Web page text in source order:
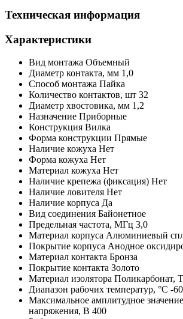
Техническая информация
Характеристики
Вид монтажа Объемный
Диаметр контакта, мм 1,0
Способ монтажа Пайка
Количество контактов, шт 32
Диаметр хвостовика, мм 1,2
Назначение Приборные
Конструкция Вилка
Форма конструкции Прямые
Наличие кожуха Нет
Форма кожуха Нет
Материал кожуха Нет
Наличие крепежа (фиксация) Нет
Наличие ловителя Нет
Наличие корпуса Да
Вид соединения Байонетное
Предельная частота, МГц 3,0
Материал корпуса Алюминиевый
Покрытие корпуса Анодное
Материал контакта Бронза
Покрытие контакта Золото
Материал изолятора Поликарбонат,
Диапазон рабочих температур, °С -
Максимальное амплитудное
напряжения, В 400